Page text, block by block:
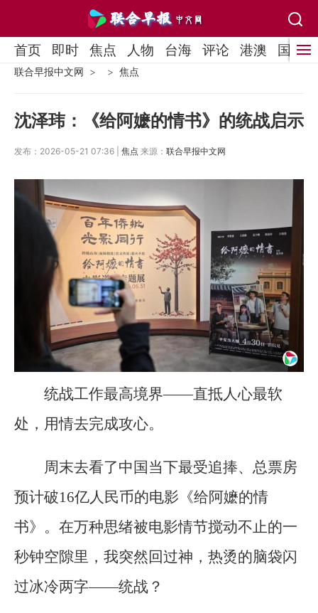
首页 即时 焦点 人物 台海 评论 港澳 国际
联合早报中文网 焦点
沈泽玮：《给阿嬷的情书》的统战启示
发布：2026-05-21 07:36 | 焦点 来源： 联合早报中文网
统战工作最高境界——直抵人心最软
处，用情去完成攻心。
周末去看了中国当下最受追捧、总票房
预计破16亿人民币的电影《给阿嬷的情
书》。在万种思绪被电影情节搅动不止的一
秒钟空隙里，我突然回过神，热烫的脑袋闪
过冰冷两字——统战？